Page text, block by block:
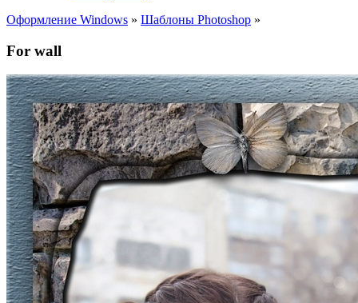
Оформление Windows » Шаблоны Photoshop »
For wall